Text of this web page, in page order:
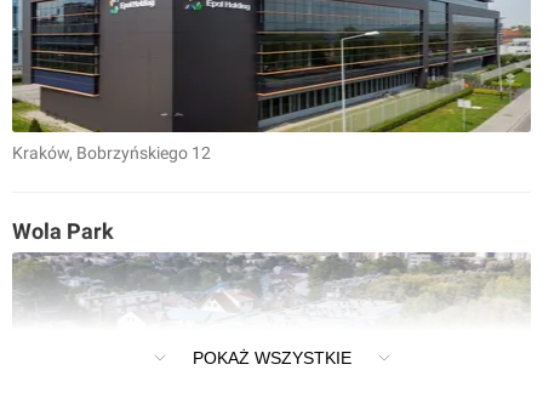
Kraków, Bobrzyńskiego 12
Wola Park
POKAŻ WSZYSTKIE